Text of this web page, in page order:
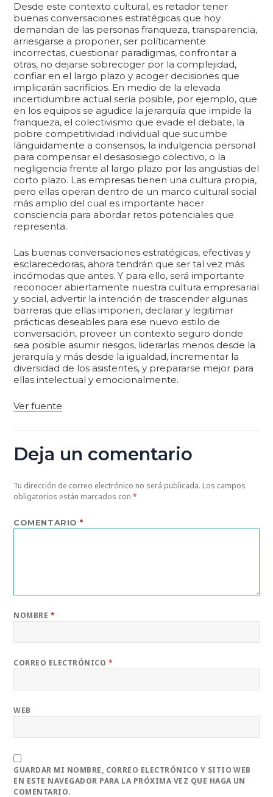
Desde este contexto cultural, es retador tener
buenas conversaciones estratégicas que hoy
demandan de las personas franqueza, transparencia,
arriesgarse a proponer, ser políticamente
incorrectas, cuestionar paradigmas, confrontar a
otras, no dejarse sobrecoger por la complejidad,
confiar en el largo plazo y acoger decisiones que
implicarán sacrificios. En medio de la elevada
incertidumbre actual sería posible, por ejemplo, que
en los equipos se agudice la jerarquía que impide la
franqueza, el colectivismo que evade el debate, la
pobre competitividad individual que sucumbe
lánguidamente a consensos, la indulgencia personal
para compensar el desasosiego colectivo, o la
negligencia frente al largo plazo por las angustias del
corto plazo. Las empresas tienen una cultura propia,
pero ellas operan dentro de un marco cultural social
más amplio del cual es importante hacer
consciencia para abordar retos potenciales que
representa.
Las buenas conversaciones estratégicas, efectivas y
esclarecedoras, ahora tendrán que ser tal vez más
incómodas que antes. Y para ello, será importante
reconocer abiertamente nuestra cultura empresarial
y social, advertir la intención de trascender algunas
barreras que ellas imponen, declarar y legitimar
prácticas deseables para ese nuevo estilo de
conversación, proveer un contexto seguro donde
sea posible asumir riesgos, liderarlas menos desde la
jerarquía y más desde la igualdad, incrementar la
diversidad de los asistentes, y prepararse mejor para
ellas intelectual y emocionalmente.
Ver fuente
Deja un comentario
Tu dirección de correo electrónico no será publicada. Los campos
obligatorios están marcados con*
COMENTARIO*
NOMBRE *
CORREO ELECTRÓNICO *
WEB
GUARDAR MI NOMBRE, CORREO ELECTRÓNICO Y SITIO WEB
EN ESTE NAVEGADOR PARA LA PRÓXIMA VEZ QUE HAGA UN
COMENTARIO.